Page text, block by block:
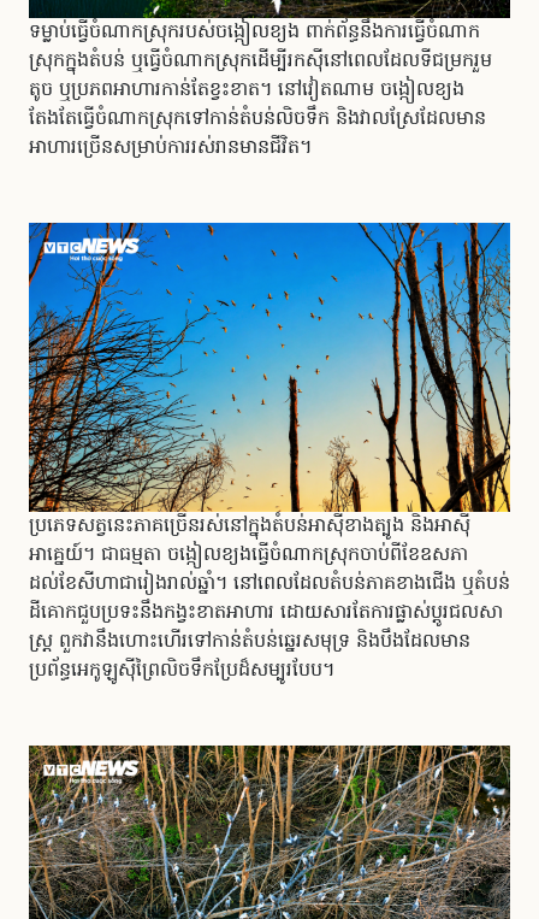
ទម្លាប់ធ្វើចំណាកស្រុករបស់ចង្កៀលខ្យង ពាក់ព័ន្ធនឹងការធ្វើចំណាក
ស្រុកក្នុងតំបន់ ឬធ្វើចំណាកស្រុកដើម្បីរកស៊ីនៅពេលដែលទីជម្រករួម
តូច ឬប្រភពអាហារកាន់តែខ្វះខាត។ នៅវៀតណាម ចង្កៀលខ្យង
តែងតែធ្វើចំណាកស្រុកទៅកាន់តំបន់លិចទឹក និងវាលស្រែដែលមាន
អាហារច្រើនសម្រាប់ការរស់រានមានជីវិត។
ប្រភេទសត្វនេះភាគច្រើនរស់នៅក្នុងតំបន់អាស៊ីខាងត្បូង និងអាស៊ី
អាគ្នេយ៍។ ជាធម្មតា ចង្កៀលខ្យងធ្វើចំណាកស្រុកចាប់ពីខែឧសភា
ដល់ខែសីហាជារៀងរាល់ឆ្នាំ។ នៅពេលដែលតំបន់ភាគខាងជើង ឬតំបន់
ដីគោកជួបប្រទះនឹងកង្វះខាតអាហារ ដោយសារតែការផ្លាស់ប្តូរជលសា
ស្ត្រ ពួកវានឹងហោះហើរទៅកាន់តំបន់ឆ្នេរសមុទ្រ និងបឹងដែលមាន
ប្រព័ន្ធអេកូឡូស៊ីព្រៃលិចទឹកប្រែដ៏សម្បូរបែប។